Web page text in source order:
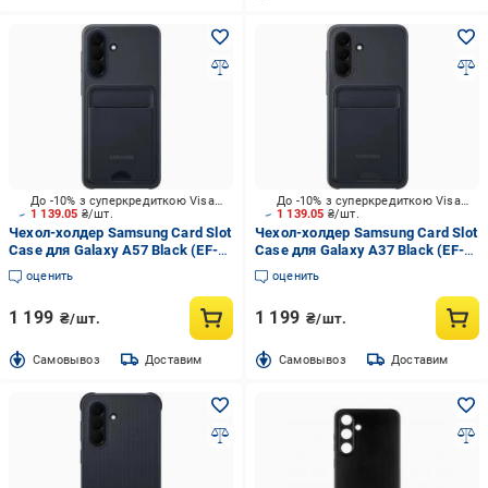
1 139.05 ₴/шт.
До -10% з суперкредиткою Visa Вигода
Чехол-холдер Samsung Card Slot
Case для Galaxy A57 Black (EF-
OA576TBEGWW)
оценить
1 199 ₴/шт.
Cамовывоз Доставим
1 139.05 ₴/шт.
До -10% з суперкредиткою Visa Вигода
Чехол-холдер Samsung Card Slot
Case для Galaxy A37 Black (EF-
OA376TBEGWW)
оценить
1 199 ₴/шт.
Cамовывоз Доставим